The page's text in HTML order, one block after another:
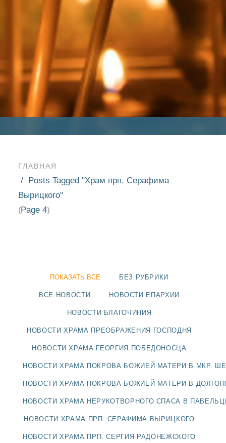
НОВОСТИ
БЛАГОЧИНИЯ
БЛАГОЧИНИЕ
ГЛАВНАЯ
Posts Tagged "Храм прп. Серафима
Вырицкого"
(Page 4)
ПОКАЗАТЬ ВСЕ БЕЗ РУБРИКИ
ВСЕ НОВОСТИ НОВОСТИ ЕПАРХИИ
НОВОСТИ БЛАГОЧИНИЯ
НОВОСТИ ХРАМА ПРЕОБРАЖЕНИЯ ГОСПОДНЯ
НОВОСТИ ХРАМА ГЕОРГИЯ ПОБЕДОНОСЦА
НОВОСТИ ХРАМА ПОКРОВА БОЖИЕЙ МАТЕРИ В МКР.
НОВОСТИ ХРАМА ПОКРОВА БОЖИЕЙ МАТЕРИ В
НОВОСТИ ХРАМА НЕРУКОТВОРНОГО СПАСА В
НОВОСТИ ХРАМА ПРП. СЕРАФИМА ВЫРИЦКОГО
НОВОСТИ ХРАМА ПРП. СЕРГИЯ РАДОНЕЖСКОГО